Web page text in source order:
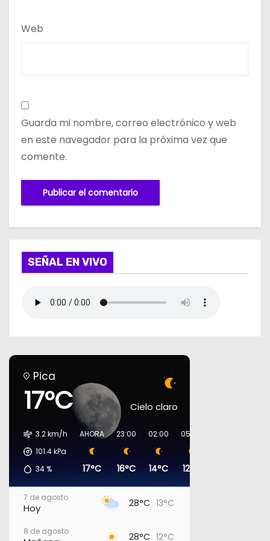
Web
Guarda mi nombre, correo electrónico y web
en este navegador para la próxima vez que
comente.
SEÑAL EN VIVO
Pica
17°C Cielo claro
3.2 km/h
101.4kPa
34 %
AHORA
17°C
23:00
16°C
02:00
14°C
05:00
12°C
7 de agosto
Hoy 28°C 13°C
8 de agosto 28°C 12°C